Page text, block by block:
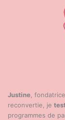
compatibles
Justine,
reconvertie, je
programmes de